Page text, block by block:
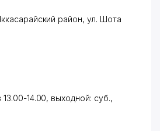
район, ул. Шота
14.00, выходной: суб.,